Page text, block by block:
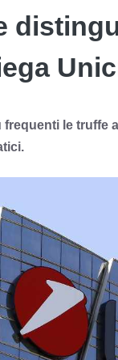
frequenti le truffe